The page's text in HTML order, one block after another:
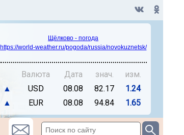
Щёлково - погода
https://world-weather.ru/pogoda/russia/novokuznetsk/
Валюта Дата знач.
изм.
▲
USD 08.08 82.17
1.24
▲
EUR 08.08 94.84 1.65